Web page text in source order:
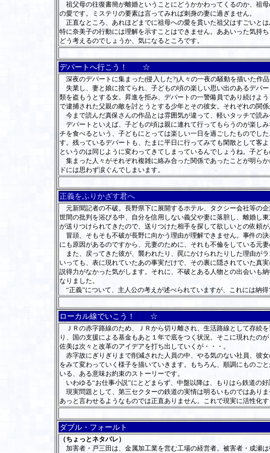
祖父母の往復書簡が離婚ということにどうかかわってくるのか、祖
の愛です。ミステリの要素は言ってみれば刺身の妻に過ぎません。
正直なところ、あれほどまでに祖母への愛を貫いた祖父はすごいと
特に奈美子の行動には理解を示すことはできません。ああいった気持
どう考えるのでしょうか、気になるところです。
デパートへ行こう！ ☆
深夜のデパートに集まった(侵入した?)人々の一夜の騒動を描いた作品
失業し、妻と娘に捨てられ、子どもの頃の楽しい思い出のあるデパ
類を盗もうとする女。昇進を拒み、デパートの一警備員であり続けよ
で逮捕された父親の敵を討とうとする少年とその彼女。それぞれの関
今まで読んだ真保さんの作品とは雰囲気が違って、軽いタッチで読み
デパートといえば、子どもの頃は親に連れて行ってもらうのが楽し
チを食べるという、子どもにとっては楽しい一日を過ごしたものでし
す。残っているデパートも、たまに平日に行ってみても閑散として客
というのは同じように変わってきてしまっているんでしょうね。子ど
集まった人々がそれぞれ複雑に絡み合った関係であったことが明ら
ドには思わず涙ぐんでしまいます。
正義をふりかざす君へ
元新聞記者の不破。長野県下に展開するホテル、タクシー会社等の
世間の批判を浴びる中、自分を信用しない義父や妻に落胆し、離婚し
が送りつけられてきたので、送りつけた相手を探して欲しいとの依頼
冒頭、そもそも不破が長野に向かう理由が理解できません。事件の
にも原因があるのですから、元妻のために、それも不倫をしている元
また、戻ってきた彼が、襲われたり、罠にかけられたりした理由が
いっても、表に現れていたあの事実だけで、その裏に隠されていた真
説得力がなかった気がします。それに、不破とある人物との出会いも
なりました。
“正義”について、主人公の考えが述べられていますが、これには納
ローカル線でいこう！ ☆
ＪＲの赤字路線のため、ＪＲから切り離され、生活路線として存続
り、国の支援による基金もあと１年で底をつく状況。そこに現れたの
佐美は次々と改革のアイデアを打ち出していくが・・・。
赤字故にぎりぎりまで削減された人員の中、やる気のない社員、彼
をみて変わっていく様子を描いていきます。もちろん、順調にものご
いる、ある意味お約束のストーリーです。
いわゆる“お仕事小説”にとどまらず、中盤以降は、もりはら鉄道の
現実問題として、第三セクターの鉄道の実情は明るいものではあり
あっと言わせるようなものでは正直ありません。これで現実に活性化
ダブル・フォールト
（ちょっとネタバレ）
加害者・戸三田は、金属加工業を営む工場の経営者。被害者・成瀬